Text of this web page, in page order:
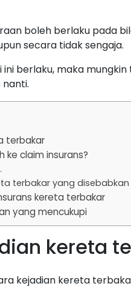
boleh berlaku pada
secara tidak sengaja.
berlaku, maka
terbakar
ke claim insurans?
terbakar yang
kereta terbakar
yang mencukupi
kereta
kejadian kereta